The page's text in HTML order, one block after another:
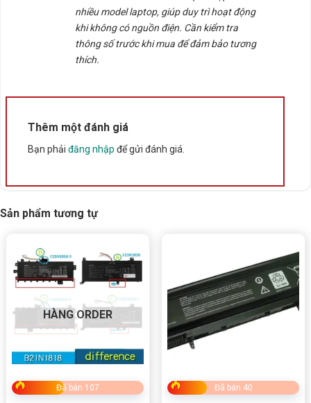
Thông số kỹ thuật
nhiều model laptop, giúp duy trì hoạt động
khi không có nguồn điện. Cần kiểm tra
thông số trước khi mua để đảm bảo tương
thích.
Thêm một đánh giá
Bạn phải đăng nhập để gửi đánh giá.
Sản phẩm tương tự
HÀNG ORDER
Đã bán 107 Đã bán 40